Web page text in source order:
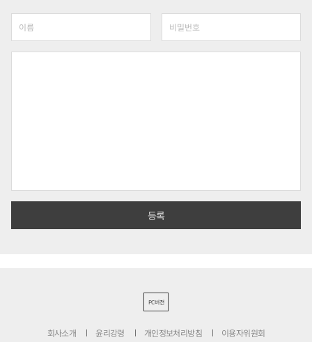
PC버전
회사소개 윤리강령 개인정보처리방침 이용자위원회